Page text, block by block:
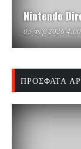
Nintendo
05 Φεβ 2026
ΠΡΌΣΦΑΤΑ